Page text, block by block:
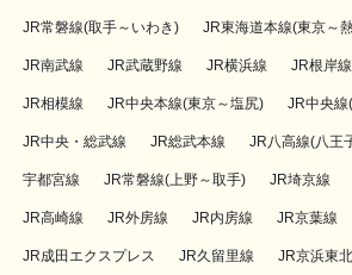
JR常磐線(取手～いわき) JR東海道本線(東京～
JR南武線 JR武蔵野線 JR横浜線 JR根岸線
JR相模線 JR中央本線(東京～塩尻) JR中央線
JR中央・総武線 JR総武本線 JR八高線(八王
宇都宮線 JR常磐線(上野～取手) JR埼京線
JR高崎線 JR外房線 JR内房線 JR京葉線
JR成田エクスプレス JR久留里線 JR京浜東